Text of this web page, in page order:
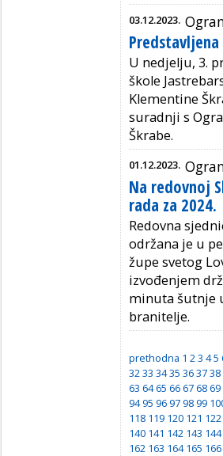
03.12.2023.
U nedjelju, 3.
škole
Klementine
suradnji s
Škrabe.
01.12.2023.
Na redovnoj
rada za 2024.
Redovna
održana je u
župe svetog
izvođenjem
minuta šutnje
branitelje.
prethodna 1 23 45
3233 3435 363738
63 64 65 66 67 68 69
94 95 96 97 98 99
118 119 120 121 122
140 141 142 143 144
162 163 164 165 166